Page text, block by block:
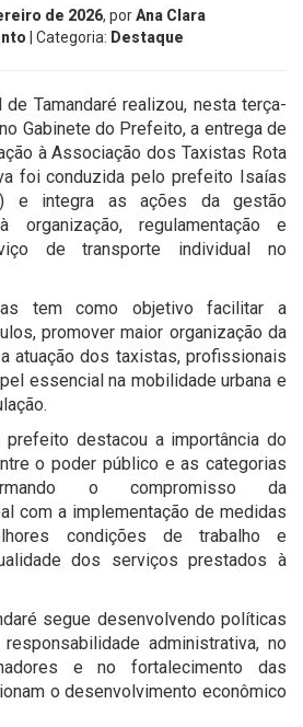
de 2026, porAna Clara
| Categoria: Destaque
Tamandaré realizou, nesta terça-
Gabinete do Prefeito, a entrega de
à Associação dos Taxistas Rota
foi conduzida pelo prefeito Isaías
e integra as ações da gestão
organização, regulamentação e
de transporte individual no
tem como objetivo facilitar a
promover maior organização da
atuação dos taxistas, profissionais
essencial na mobilidade urbana e
prefeito destacou a importância do
o poder público e as categorias
o compromisso da
com a implementação de medidas
condições de trabalho e
dos serviços prestados à
segue desenvolvendo políticas
administrativa, no
e no fortalecimento das
o desenvolvimento econômico